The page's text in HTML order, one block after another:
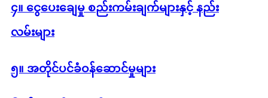
၄။ ငွေပေးချေမှု စည်းကမ်းချက်များနှင့် နည်း
လမ်းများ
၅။ အတိုင်ပင်ခံဝန်ဆောင်မှုများ